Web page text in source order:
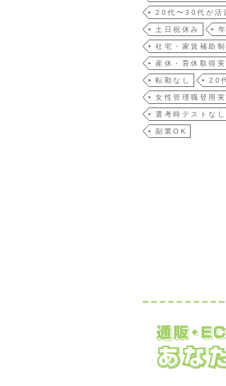
20代〜30代が活
土日祝休み
社宅・家賃補助制
産休・育休取得実
転勤なし 20
女性管理職登用実
選考時テストなし
副業OK